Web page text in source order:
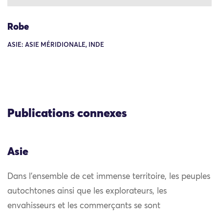
Robe
ASIE: ASIE MÉRIDIONALE, INDE
Publications connexes
Asie
Dans l’ensemble de cet immense territoire, les peuples
autochtones ainsi que les explorateurs, les
envahisseurs et les commerçants se sont